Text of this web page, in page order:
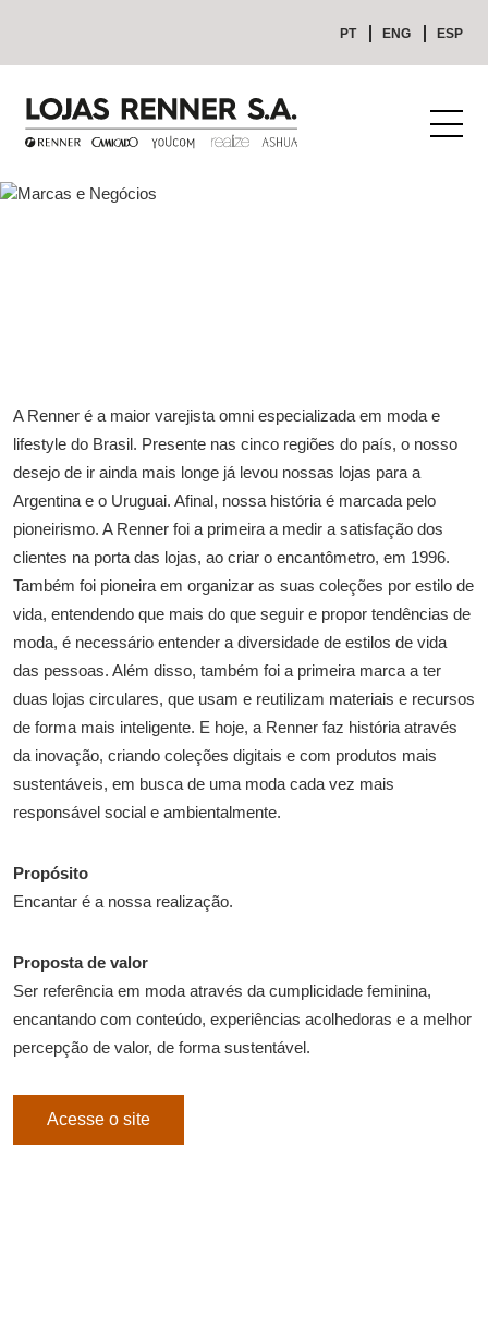
PT ENG ESP
A Renner é a maior varejista omni especializada em moda e
lifestyle do Brasil. Presente nas cinco regiões do país, o nosso
desejo de ir ainda mais longe já levou nossas lojas para a
Argentina e o Uruguai. Afinal, nossa história é marcada pelo
pioneirismo. A Renner foi a primeira a medir a satisfação dos
clientes na porta das lojas, ao criar o encantômetro, em 1996.
Também foi pioneira em organizar as suas coleções por estilo de
vida, entendendo que mais do que seguir e propor tendências de
moda, é necessário entender a diversidade de estilos de vida
das pessoas. Além disso, também foi a primeira marca a ter
duas lojas circulares, que usam e reutilizam materiais e recursos
de forma mais inteligente. E hoje, a Renner faz história através
da inovação, criando coleções digitais e com produtos mais
sustentáveis, em busca de uma moda cada vez mais
responsável social e ambientalmente.
Propósito
Encantar é a nossa realização.
Proposta de valor
Ser referência em moda através da cumplicidade feminina,
encantando com conteúdo, experiências acolhedoras e a melhor
percepção de valor, de forma sustentável.​
Acesse o site